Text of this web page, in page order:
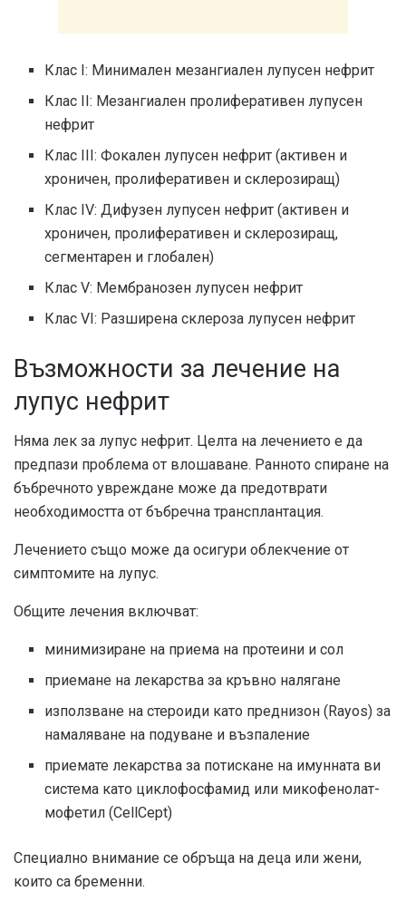
Клас I: Минимален мезангиален лупусен нефрит
Клас II: Мезангиален пролиферативен лупусен
нефрит
Клас III: Фокален лупусен нефрит (активен и
хроничен, пролиферативен и склерозиращ)
Клас IV: Дифузен лупусен нефрит (активен и
хроничен, пролиферативен и склерозиращ,
сегментарен и глобален)
Клас V: Мембранозен лупусен нефрит
Клас VI: Разширена склероза лупусен нефрит
Възможности за лечение на
лупус нефрит
Няма лек за лупус нефрит. Целта на лечението е да
предпази проблема от влошаване. Ранното спиране на
бъбречното увреждане може да предотврати
необходимостта от бъбречна трансплантация.
Лечението също може да осигури облекчение от
симптомите на лупус.
Общите лечения включват:
минимизиране на приема на протеини и сол
приемане на лекарства за кръвно налягане
използване на стероиди като преднизон (Rayos) за
намаляване на подуване и възпаление
приемате лекарства за потискане на имунната ви
система като циклофосфамид или микофенолат-
мофетил (CellCept)
Специално внимание се обръща на деца или жени,
които са бременни.